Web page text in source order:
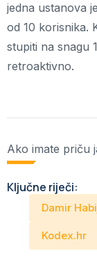
jedna ustanova
od 10 korisnika.
stupiti na snagu
retroaktivno.
Ako imate priču
Ključne riječi:
Damir
Kodex.hr